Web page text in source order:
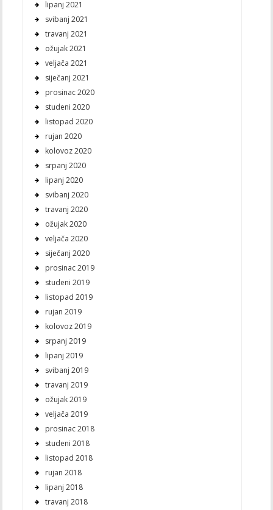
lipanj 2021
svibanj 2021
travanj 2021
ožujak 2021
veljača 2021
siječanj 2021
prosinac 2020
studeni 2020
listopad 2020
rujan 2020
kolovoz 2020
srpanj 2020
lipanj 2020
svibanj 2020
travanj 2020
ožujak 2020
veljača 2020
siječanj 2020
prosinac 2019
studeni 2019
listopad 2019
rujan 2019
kolovoz 2019
srpanj 2019
lipanj 2019
svibanj 2019
travanj 2019
ožujak 2019
veljača 2019
prosinac 2018
studeni 2018
listopad 2018
rujan 2018
lipanj 2018
travanj 2018